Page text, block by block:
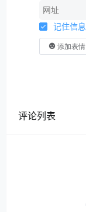
记住信息
添加表情
评论列表